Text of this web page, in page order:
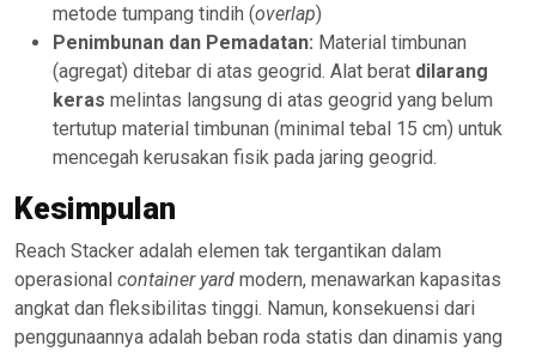
metode tumpang tindih (overlap)
Penimbunan dan Pemadatan: Material timbunan
(agregat) ditebar di atas geogrid. Alat berat dilarang
keras melintas langsung di atas geogrid yang belum
tertutup material timbunan (minimal tebal 15 cm) untuk
mencegah kerusakan fisik pada jaring geogrid.
Kesimpulan
Reach Stacker adalah elemen tak tergantikan dalam
operasional container yard modern, menawarkan kapasitas
angkat dan fleksibilitas tinggi. Namun, konsekuensi dari
penggunaannya adalah beban roda statis dan dinamis yang